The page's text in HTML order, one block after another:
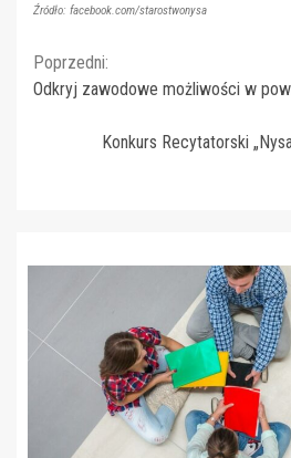
Źródło: facebook.com/starostwonysa
Continue
Reading
Poprzedni:
Odkryj zawodowe możliwości w
Konkurs Recytatorski